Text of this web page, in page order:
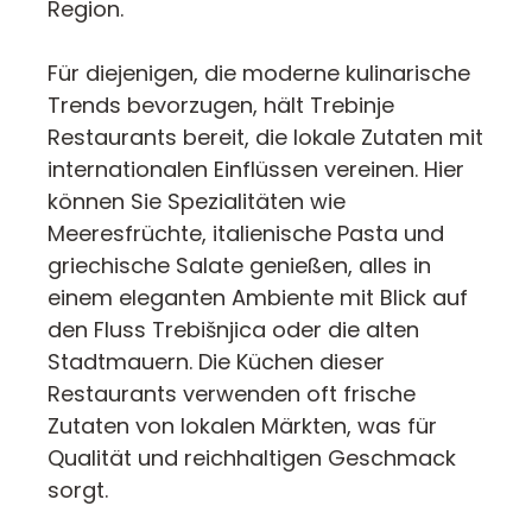
Region.
Für diejenigen, die moderne kulinarische
Trends bevorzugen, hält Trebinje
Restaurants bereit, die lokale Zutaten mit
internationalen Einflüssen vereinen. Hier
können Sie Spezialitäten wie
Meeresfrüchte, italienische Pasta und
griechische Salate genießen, alles in
einem eleganten Ambiente mit Blick auf
den Fluss Trebišnjica oder die alten
Stadtmauern. Die Küchen dieser
Restaurants verwenden oft frische
Zutaten von lokalen Märkten, was für
Qualität und reichhaltigen Geschmack
sorgt.